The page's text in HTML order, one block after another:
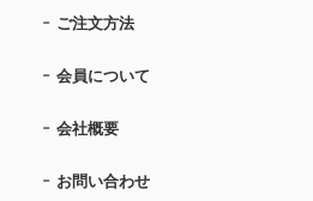
ご注文方法
会員について
会社概要
お問い合わせ